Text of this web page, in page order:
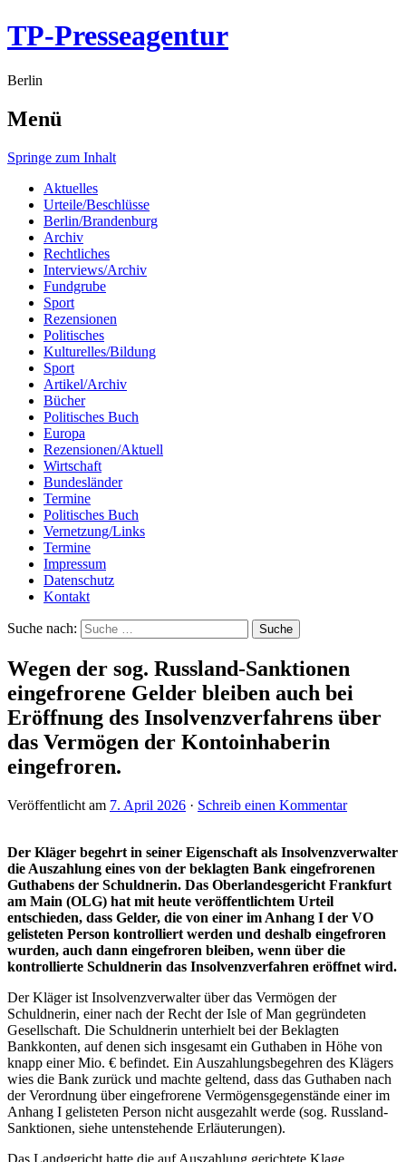
TP-Presseagentur
Berlin
Menü
Springe zum Inhalt
Aktuelles
Urteile/Beschlüsse
Berlin/Brandenburg
Archiv
Rechtliches
Interviews/Archiv
Fundgrube
Sport
Rezensionen
Politisches
Kulturelles/Bildung
Sport
Artikel/Archiv
Bücher
Politisches Buch
Europa
Rezensionen/Aktuell
Wirtschaft
Bundesländer
Termine
Politisches Buch
Vernetzung/Links
Termine
Impressum
Datenschutz
Kontakt
Suche nach:
Wegen der sog. Russland-Sanktionen
eingefrorene Gelder bleiben auch bei
Eröffnung des Insolvenzverfahrens über
das Vermögen der Kontoinhaberin
eingefroren.
Veröffentlicht am 7. April 2026 · Schreib einen Kommentar
Der Kläger begehrt in seiner Eigenschaft als Insolvenzverwalter
die Auszahlung eines von der beklagten Bank eingefrorenen
Guthabens der Schuldnerin. Das Oberlandesgericht Frankfurt
am Main (OLG) hat mit heute veröffentlichtem Urteil
entschieden, dass Gelder, die von einer im Anhang I der VO
gelisteten Person kontrolliert werden und deshalb eingefroren
wurden, auch dann eingefroren bleiben, wenn über die
kontrollierte Schuldnerin das Insolvenzverfahren eröffnet wird.
Der Kläger ist Insolvenzverwalter über das Vermögen der
Schuldnerin, einer nach der Recht der Isle of Man gegründeten
Gesellschaft. Die Schuldnerin unterhielt bei der Beklagten
Bankkonten, auf denen sich insgesamt ein Guthaben in Höhe von
knapp einer Mio. € befindet. Ein Auszahlungsbegehren des Klägers
wies die Bank zurück und machte geltend, dass das Guthaben nach
der Verordnung über eingefrorene Vermögensgegenstände einer im
Anhang I gelisteten Person nicht ausgezahlt werde (sog. Russland-
Sanktionen, siehe untenstehende Erläuterungen).
Das Landgericht hatte die auf Auszahlung gerichtete Klage